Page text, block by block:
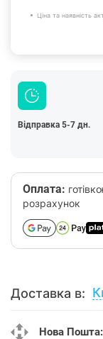
Ціна та наявність
Відправка 5-7 дн.
Оплата:
розрахунок
Доставка в:
Нова Пошта: